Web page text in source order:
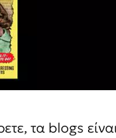
τα blogs